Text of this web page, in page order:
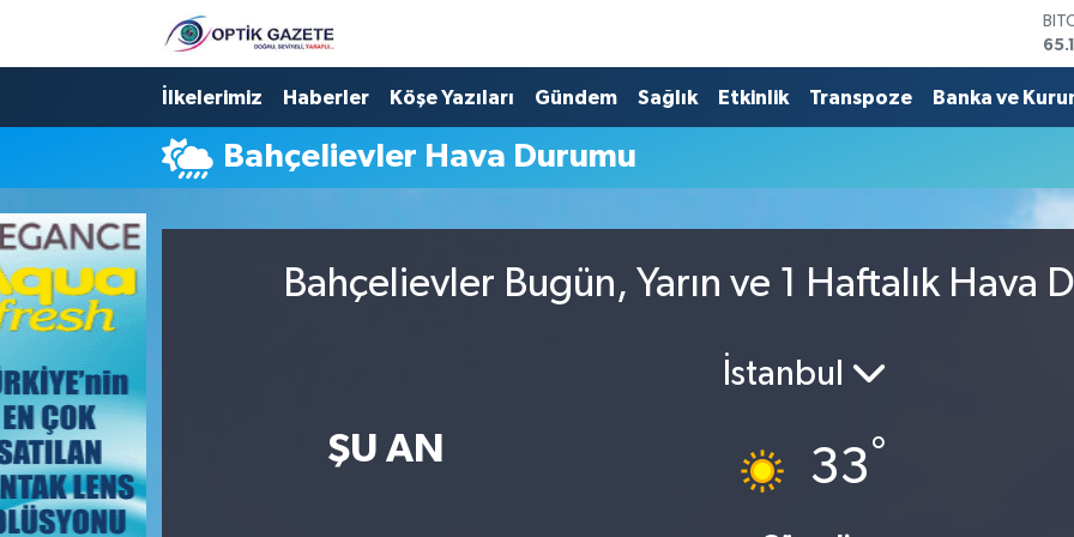
İlkelerimiz Haberler Köşe Yazıları Gündem Sağlık Etkinlik Transpoze Banka ve
Bahçelievler Hava Durumu
Bahçelievler Bugün, Yarın ve 1 Haftalık Hava
ŞU AN
İstanbul
33°
Nöbetçi Eczaneler
Hava Durumu
İstanbul Namaz Vakitleri
Trafik Durumu
Süper Lig Puan Durumu ve Fikstür
Tüm Manşetler
Son Dakika Haberleri
Haber Arşivi